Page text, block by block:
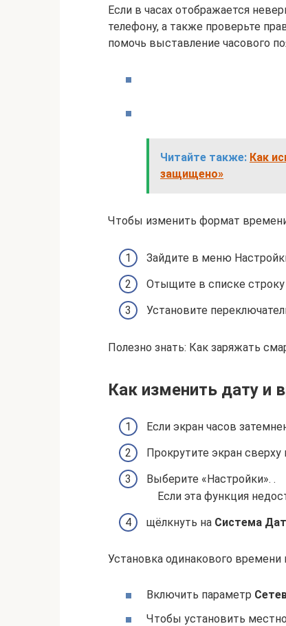
Если в часах отображается
телефону, а также проверьте
помочь выставление часового
Читайте также: Как
защищено»
Чтобы изменить формат
Зайдите в меню
Отыщите в списке
Установите
Полезно знать: Как заряжать
Как изменить дату и
Если экран часов
Прокрутите экран сверху
Выберите «Настройки». .
Если эта функция
щёлкнуть на Система
Установка одинакового времени
Включить параметр
Чтобы установить